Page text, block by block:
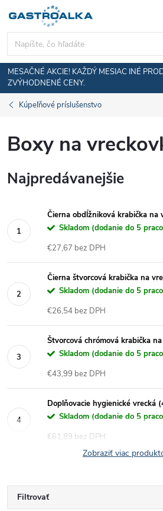
obsah
MESAČNÉ AKCIE! KAŽDÝ MESIAC INÉ
ZVÝHODNENÉ CENY.
Kúpeľňové príslušenstvo
Boxy na
Najpredávanejšie
Čierna obdĺžniková krabička na
Skladom (dodanie do 5
€27,67 bez DPH
Čierna štvorcová krabička na
Skladom (dodanie do 5
€26,54 bez DPH
Štvorcová chrómová krabička
Skladom (dodanie do 5
€43,99 bez DPH
Doplňovacie hygienické vrecká
Skladom (dodanie do 5
€61,89 bez DPH
Zobraziť viac
Filtrovať